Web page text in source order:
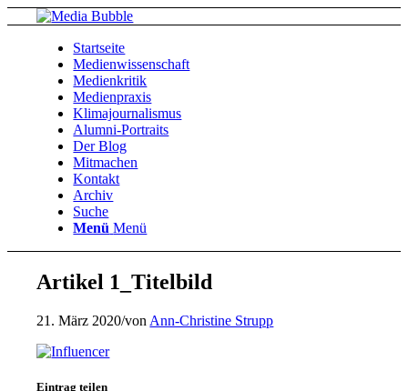
Startseite
Medienwissenschaft
Medienkritik
Medienpraxis
Klimajournalismus
Alumni-Portraits
Der Blog
Mitmachen
Kontakt
Archiv
Suche
Menü Menü
Artikel 1_Titelbild
21. März 2020/von Ann-Christine Strupp
Eintrag teilen